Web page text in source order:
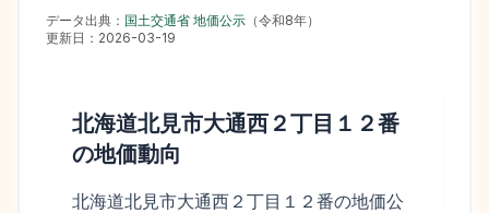
データ出典： 国土交通省 地価公示 （令和8年）
更新日： 2026-03-19
北海道北見市大通西２丁目１２番
の地価動向
北海道北見市大通西２丁目１２番の地価公